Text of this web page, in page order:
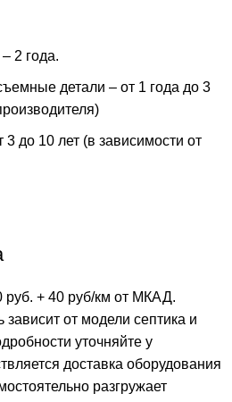
2 года.
детали – от 1 года до 3
до 10 лет (в зависимости от
руб. + 40 руб/км от МКАД.
зависит от модели септика и
уточняйте у
доставка оборудования
разгружает